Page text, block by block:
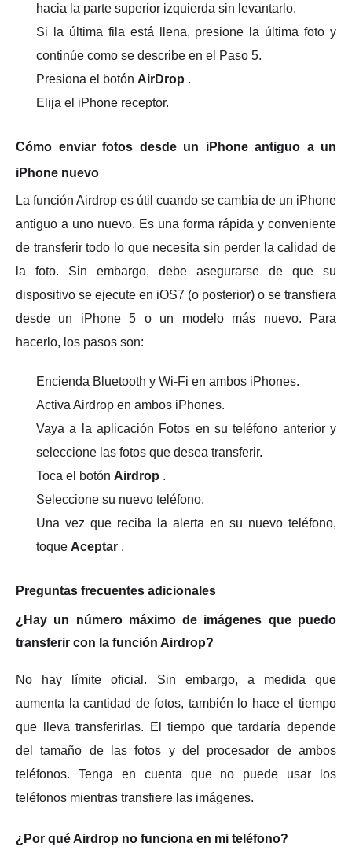
hacia la parte superior izquierda sin levantarlo.
Si la última fila está llena, presione la última foto y
continúe como se describe en el Paso 5.
Presiona el botón AirDrop .
Elija el iPhone receptor.
Cómo enviar fotos desde un iPhone antiguo a un
iPhone nuevo
La función Airdrop es útil cuando se cambia de un iPhone
antiguo a uno nuevo. Es una forma rápida y conveniente
de transferir todo lo que necesita sin perder la calidad de
la foto. Sin embargo, debe asegurarse de que su
dispositivo se ejecute en iOS7 (o posterior) o se transfiera
desde un iPhone 5 o un modelo más nuevo.
Para
hacerlo, los pasos son:
Encienda Bluetooth y Wi-Fi en ambos iPhones.
Activa Airdrop en ambos iPhones.
Vaya a la aplicación Fotos en su teléfono anterior y
seleccione las fotos que desea transferir.
Toca el botón Airdrop .
Seleccione su nuevo teléfono.
Una vez que reciba la alerta en su nuevo teléfono,
toque Aceptar .
Preguntas frecuentes adicionales
¿Hay un número máximo de imágenes que puedo
transferir con la función Airdrop?
No hay límite oficial. Sin embargo, a medida que
aumenta la cantidad de fotos, también lo hace el tiempo
que lleva transferirlas.
El tiempo que tardaría depende
del tamaño de las fotos y del procesador de ambos
teléfonos. Tenga en cuenta que no puede usar los
teléfonos mientras transfiere las imágenes.
¿Por qué Airdrop no funciona en mi teléfono?